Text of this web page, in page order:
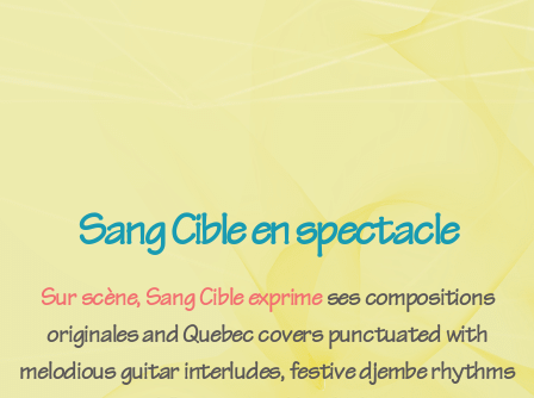
Sang Cible en spectacle
Sur scène, Sang Cible exprimesescompositions
originalesand Quebec covers punctuated with
melodious guitar interludes, festive djembe rhythms